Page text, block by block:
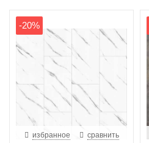
-20%
избранное сравнить